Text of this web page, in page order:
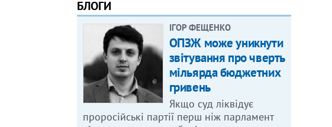
БЛОГИ
ІГОР ФЕЩЕНКО
ОПЗЖ може уникнути
звітування про чверть
мільярда бюджетних
гривень
Якщо суд ліквідує
проросійські партії перш ніж парламент